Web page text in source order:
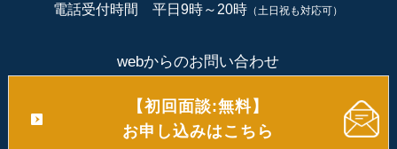
電話受付時間 平日9時～20時 （土日祝も対応可）
webからのお問い合わせ
【初回面談:無料】
お申し込みはこちら